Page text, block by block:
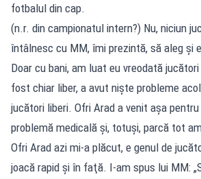
fotbalul din cap.
(n.r. din campionatul intern?) Nu, niciun
întâlnesc cu MM, îmi prezintă, să aleg şi
Doar cu bani, am luat eu vreodată
fost chiar liber, a avut nişte probleme
jucători liberi. Ofri Arad a venit aşa
problemă medicală şi, totuşi, parcă tot
Ofri Arad azi mi-a plăcut, e genul de
joacă rapid şi în faţă. I-am spus lui MM: